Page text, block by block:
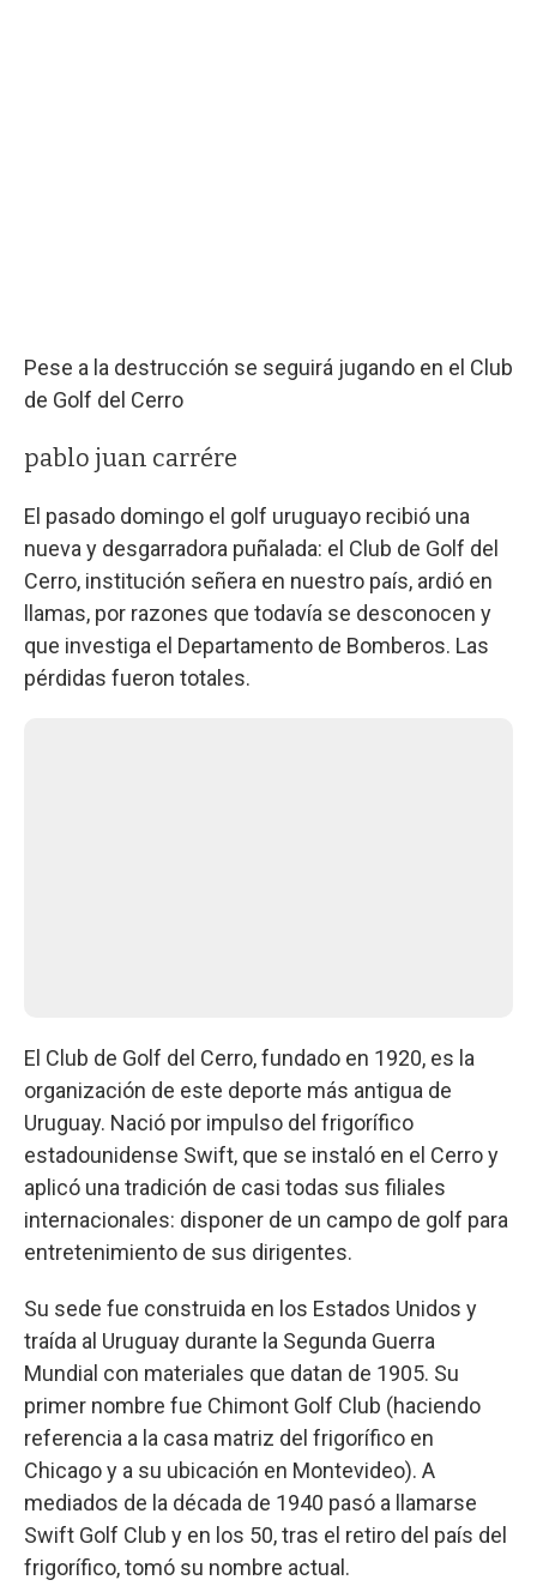
Pese a la destrucción se seguirá jugando en el Club
de Golf del Cerro
pablo juan carrére
El pasado domingo el golf uruguayo recibió una
nueva y desgarradora puñalada: el Club de Golf del
Cerro, institución señera en nuestro país, ardió en
llamas, por razones que todavía se desconocen y
que investiga el Departamento de Bomberos. Las
pérdidas fueron totales.
El Club de Golf del Cerro, fundado en 1920, es la
organización de este deporte más antigua de
Uruguay. Nació por impulso del frigorífico
estadounidense Swift, que se instaló en el Cerro y
aplicó una tradición de casi todas sus filiales
internacionales: disponer de un campo de golf para
entretenimiento de sus dirigentes.
Su sede fue construida en los Estados Unidos y
traída al Uruguay durante la Segunda Guerra
Mundial con materiales que datan de 1905. Su
primer nombre fue Chimont Golf Club (haciendo
referencia a la casa matriz del frigorífico en
Chicago y a su ubicación en Montevideo). A
mediados de la década de 1940 pasó a llamarse
Swift Golf Club y en los 50, tras el retiro del país del
frigorífico, tomó su nombre actual.